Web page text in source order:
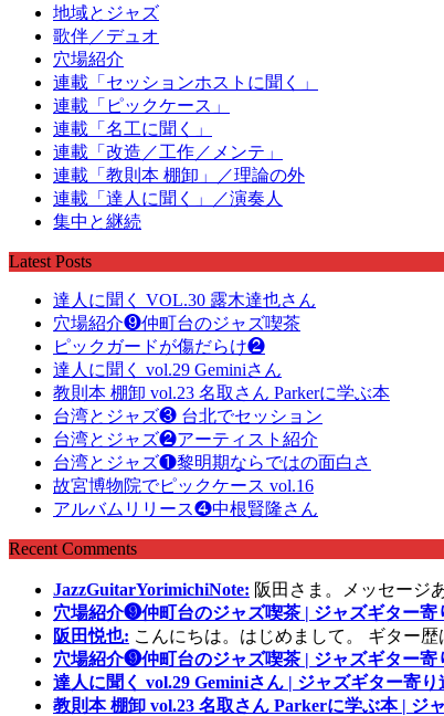
地域とジャズ
歌伴／デュオ
穴場紹介
連載「セッションホストに聞く」
連載「ピックケース」
連載「名工に聞く」
連載「改造／工作／メンテ」
連載「教則本 棚卸」／理論の外
連載「達人に聞く」／演奏人
集中と継続
Latest Posts
達人に聞く VOL.30 露木達也さん
穴場紹介❾仲町台のジャズ喫茶
ピックガードが傷だらけ❷
達人に聞く vol.29 Geminiさん
教則本 棚卸 vol.23 名取さん Parkerに学ぶ本
台湾とジャズ❸ 台北でセッション
台湾とジャズ❷アーティスト紹介
台湾とジャズ❶黎明期ならではの面白さ
故宮博物院でピックケース vol.16
アルバムリリース❹中根賢隆さん
Recent Comments
JazzGuitarYorimichiNote: 阪田さま。メッセージ
穴場紹介❾仲町台のジャズ喫茶 | ジャズギター寄
阪田悦也: こんにちは。はじめまして。 ギター
穴場紹介❾仲町台のジャズ喫茶 | ジャズギター寄
達人に聞く vol.29 Geminiさん | ジャズギター寄り
教則本 棚卸 vol.23 名取さん Parkerに学ぶ本 | ジ